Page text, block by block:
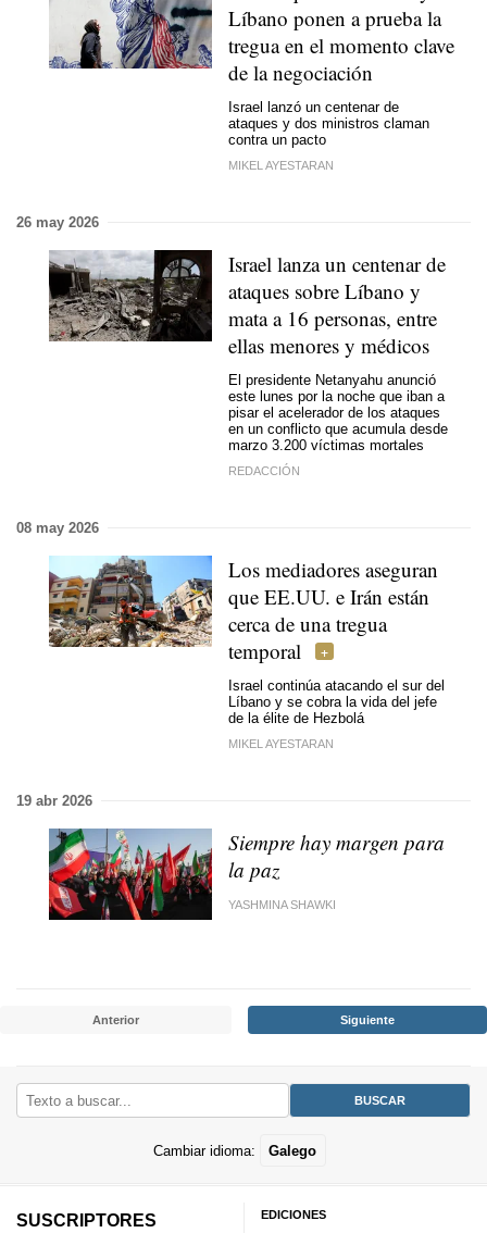
Líbano ponen a prueba la
tregua en el momento clave
de la negociación
Israel lanzó un centenar de
ataques y dos ministros claman
contra un pacto
MIKEL AYESTARAN
26 may 2026
Israel lanza un centenar de
ataques sobre Líbano y
mata a 16 personas, entre
ellas menores y médicos
El presidente Netanyahu anunció
este lunes por la noche que iban a
pisar el acelerador de los ataques
en un conflicto que acumula desde
marzo 3.200 víctimas mortales
REDACCIÓN
08 may 2026
Los mediadores aseguran
que EE.UU. e Irán están
cerca de una tregua
temporal
Israel continúa atacando el sur del
Líbano y se cobra la vida del jefe
de la élite de Hezbolá
MIKEL AYESTARAN
19 abr 2026
Siempre hay margen para
la paz
YASHMINA SHAWKI
Anterior Siguiente
Cambiar idioma: Galego
SUSCRIPTORES EDICIONES